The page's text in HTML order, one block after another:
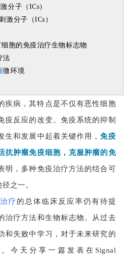
分子（ICs）
激分子（ICs）
胞的免疫治疗生物标志物
法
微环境
疾病，其特点是不仅有恶性细胞
疫反应的改变。免疫系统的抑制
生和发展中起着关键作用，免疫
抗肿瘤免疫细胞，克服肿瘤的免
明，多种免疫治疗方法的结合可
之一。
疗 的总体临床反应率仍有待提
治疗方法和生物标志物。从过去
和失败中学习，对于未来研究的
今天分享一篇发表在Signal